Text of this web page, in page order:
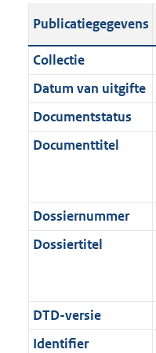
a
i
e
i
n
f
a
a
e
3
K
b
c
t
i
e
i
n
m
a
t
:
K
b
i
a
t
i
e
i
r
m
t
t
e
5
K
b
l
c
a
t
i
e
o
r
a
o
t
:
5
K
Publicatiegegevens
Collectie
Datum van uitgifte
Documentstatus
Documenttitel
Dossiernummer
Dossiertitel
DTD-versie
Identifier